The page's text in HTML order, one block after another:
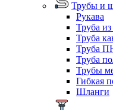
Трубы и
Рукава
Труба
Труба
Труба
Труба
Трубы
Гибкая
Шланги